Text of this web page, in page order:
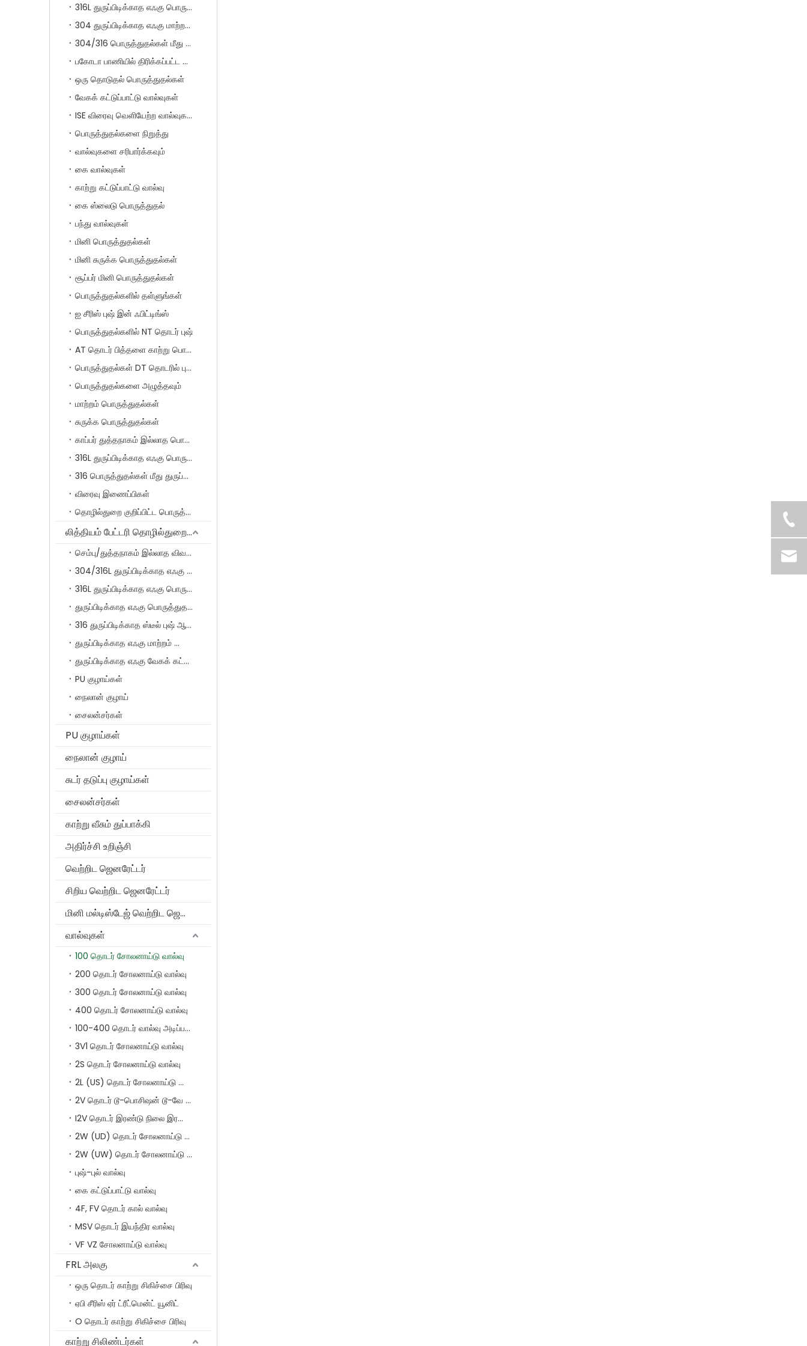
316L துருப்பிடிக்காத எஃகு பொருத்துதல்கள் இரட்டை ஃபெருல்
304 துருப்பிடிக்காத எஃகு மாற்றம் பொருத்துதல்கள்
304/316 பொருத்துதல்கள் மீது துருப்பிடிக்காத எஃகு புஷ்
பகோடா பாணியில் திரிக்கப்பட்ட பொருத்துதல்கள்
ஒரு தொடுதல் பொருத்துதல்கள்
வேகக் கட்டுப்பாட்டு வால்வுகள்
ISE விரைவு வெளியேற்ற வால்வுகள்
பொருத்துதல்களை நிறுத்து
வால்வுகளை சரிபார்க்கவும்
கை வால்வுகள்
காற்று கட்டுப்பாட்டு வால்வு
கை ஸ்லைடு பொருத்துதல்
பந்து வால்வுகள்
மினி பொருத்துதல்கள்
மினி சுருக்க பொருத்துதல்கள்
சூப்பர் மினி பொருத்துதல்கள்
பொருத்துதல்களில் தள்ளுங்கள்
ஐ சீரிஸ் புஷ் இன் ஃபிட்டிங்ஸ்
பொருத்துதல்களில் NT தொடர் புஷ்
AT தொடர் பித்தளை காற்று பொருத்துதல்கள்
பொருத்துதல்கள் DT தொடரில் புஷ்
பொருத்துதல்களை அழுத்தவும்
மாற்றம் பொருத்துதல்கள்
சுருக்க பொருத்துதல்கள்
காப்பர் துத்தநாகம் இல்லாத பொருத்துதல்கள் SF தொடர்
316L துருப்பிடிக்காத எஃகு பொருத்துதல்கள்
316 பொருத்துதல்கள் மீது துருப்பிடிக்காத எஃகு புஷ்
விரைவு இணைப்பிகள்
தொழில்துறை குறிப்பிட்ட பொருத்துதல்கள்
லித்தியம் பேட்டரி தொழில்துறைக்கான சிறப்பு தயாரிப்புகள்
செம்பு/துத்தநாகம் இல்லாத விவரக்குறிப்பு விரைவான இணைக்கும் குழாய் பொருத்துதல்கள் SF தொடர்
304/316L துருப்பிடிக்காத எஃகு பொருத்துதல்கள்
316L துருப்பிடிக்காத எஃகு பொருத்துதல்கள்
துருப்பிடிக்காத எஃகு பொருத்துதல் மீது தள்ளுதல்
316 துருப்பிடிக்காத ஸ்டீல் புஷ் ஆன் ஃபிட்டிங்ஸ் சீரிஸ் வித் ஃபெரூல்
துருப்பிடிக்காத எஃகு மாற்றம் பொருத்துதல்கள்
துருப்பிடிக்காத எஃகு வேகக் கட்டுப்பாட்டு வால்வுகள்
PU குழாய்கள்
நைலான் குழாய்
சைலன்சர்கள்
PU குழாய்கள்
நைலான் குழாய்
சுடர் தடுப்பு குழாய்கள்
சைலன்சர்கள்
காற்று வீசும் துப்பாக்கி
அதிர்ச்சி உறிஞ்சி
வெற்றிட ஜெனரேட்டர்
சிறிய வெற்றிட ஜெனரேட்டர்
மினி மல்டிஸ்டேஜ் வெற்றிட ஜெனரேட்டர்
வால்வுகள்
100 தொடர் சோலனாய்டு வால்வு
200 தொடர் சோலனாய்டு வால்வு
300 தொடர் சோலனாய்டு வால்வு
400 தொடர் சோலனாய்டு வால்வு
100-400 தொடர் வால்வு அடிப்படை
3V1 தொடர் சோலனாய்டு வால்வு
2S தொடர் சோலனாய்டு வால்வு
2L (US) தொடர் சோலனாய்டு வால்வுகள்
2V தொடர் டூ-பொசிஷன் டூ-வே சோலனாய்டு வால்வு
I2V தொடர் இரண்டு நிலை இரண்டு வழி சோலனாய்டு வால்வு
2W (UD) தொடர் சோலனாய்டு வால்வு (சிறிய துளை)
2W (UW) தொடர் சோலனாய்டு வால்வு (பெரிய துளை)
புஷ்-புல் வால்வு
கை கட்டுப்பாட்டு வால்வு
4F, FV தொடர் கால் வால்வு
MSV தொடர் இயந்திர வால்வு
VF VZ சோலனாய்டு வால்வு
FRL அலகு
ஒரு தொடர் காற்று சிகிச்சை பிரிவு
ஏபி சீரிஸ் ஏர் ட்ரீட்மென்ட் யூனிட்
O தொடர் காற்று சிகிச்சை பிரிவு
காற்று சிலிண்டர்கள்